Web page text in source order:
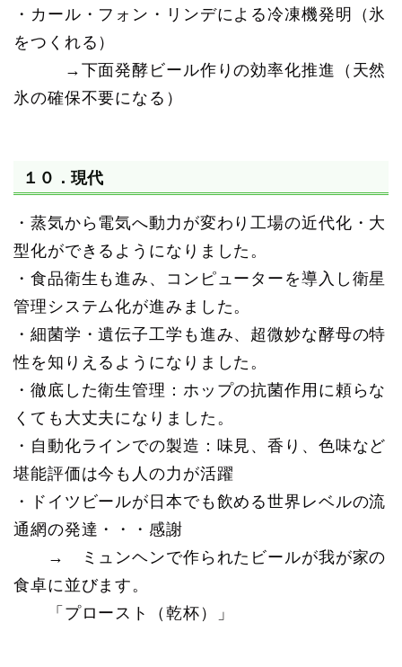
・カール・フォン・リンデによる冷凍機発明（氷
をつくれる）
→下面発酵ビール作りの効率化推進（天然
氷の確保不要になる）
１０．現代
・蒸気から電気へ動力が変わり工場の近代化・大
型化ができるようになりました。
・食品衛生も進み、コンピューターを導入し衛星
管理システム化が進みました。
・細菌学・遺伝子工学も進み、超微妙な酵母の特
性を知りえるようになりました。
・徹底した衛生管理：ホップの抗菌作用に頼らな
くても大丈夫になりました。
・自動化ラインでの製造：味見、香り、色味など
堪能評価は今も人の力が活躍
・ドイツビールが日本でも飲める世界レベルの流
通網の発達・・・感謝
→ ミュンヘンで作られたビールが我が家の
食卓に並びます。
「プロースト（乾杯）」